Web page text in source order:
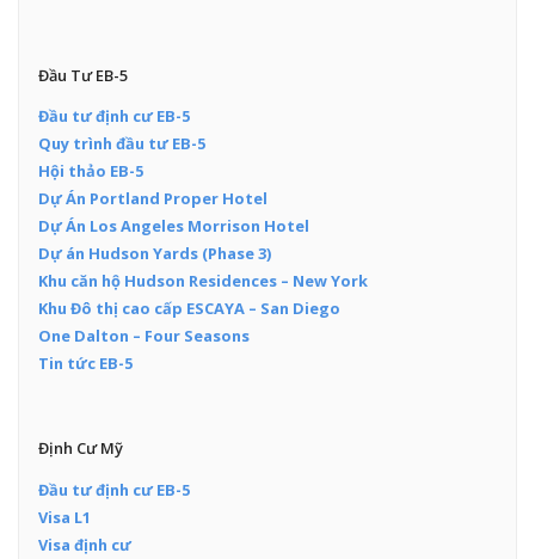
Đầu Tư EB-5
Đầu tư định cư EB-5
Quy trình đầu tư EB-5
Hội thảo EB-5
Dự Án Portland Proper Hotel
Dự Án Los Angeles Morrison Hotel
Dự án Hudson Yards (Phase 3)
Khu căn hộ Hudson Residences – New York
Khu Đô thị cao cấp ESCAYA – San Diego
One Dalton – Four Seasons
Tin tức EB-5
Định Cư Mỹ
Đầu tư định cư EB-5
Visa L1
Visa định cư